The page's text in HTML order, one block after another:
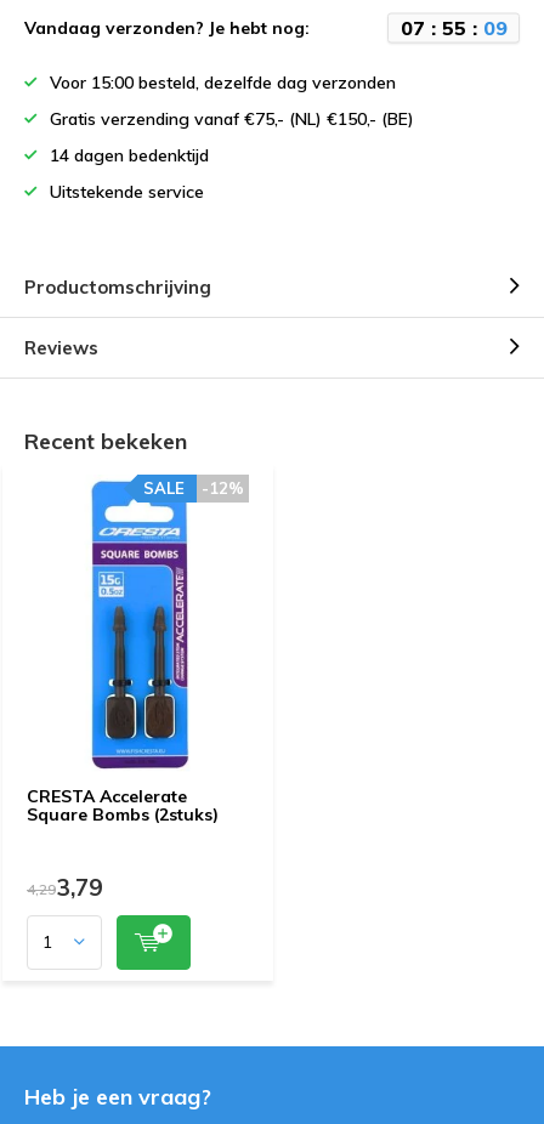
Vandaag verzonden? Je hebt nog: 07 : 55 : 09
Voor 15:00 besteld, dezelfde dag verzonden
Gratis verzending vanaf €75,- (NL) €150,- (BE)
14 dagen bedenktijd
Uitstekende service
Productomschrijving
Reviews
Recent bekeken
CRESTA Accelerate
Square Bombs (2stuks)
-12%
SALE
4,293,79
Heb je een vraag?